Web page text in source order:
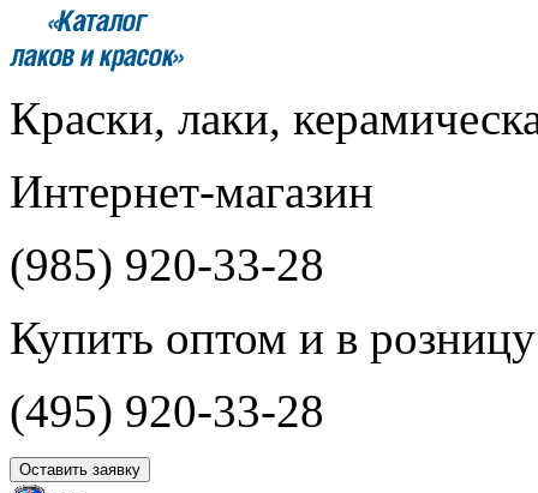
Краски, лаки,
Интернет-магазин
(985) 920-33-28
Купить оптом и в розницу
(495) 920-33-28
Оставить заявку